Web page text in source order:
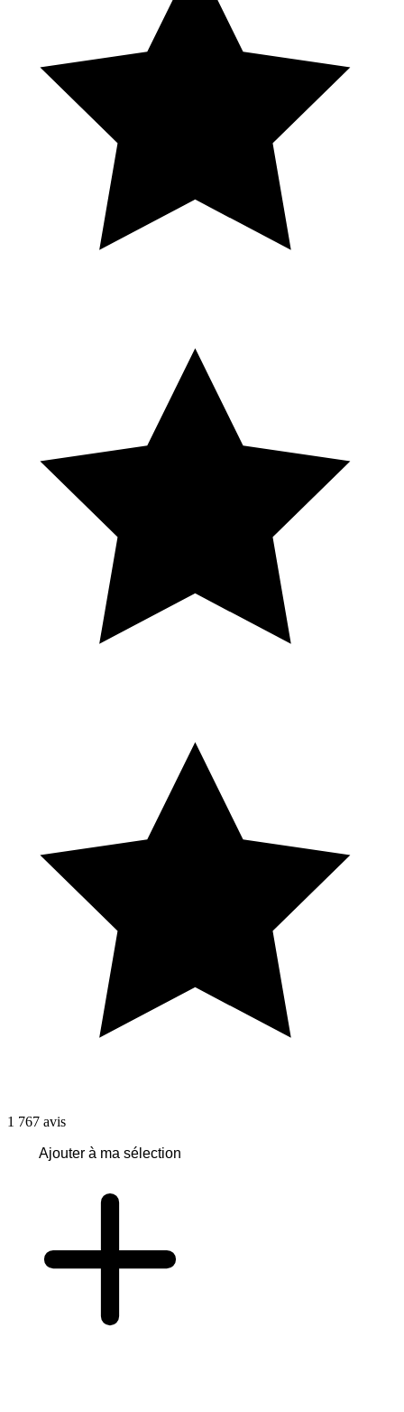
1 767 avis
Ajouter à ma sélection